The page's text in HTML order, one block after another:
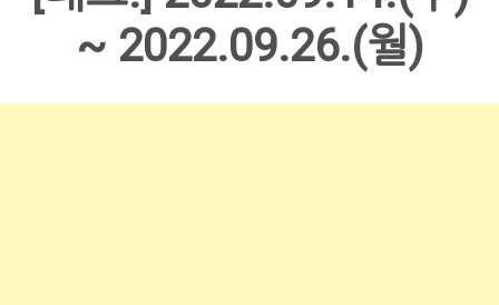
~ 2022.09.26.(월)